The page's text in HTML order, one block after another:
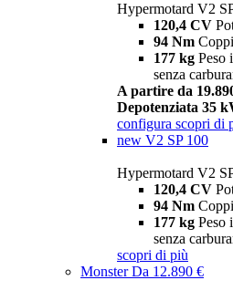
Hypermotard V2
120,4 CV
94 Nm
177 kg Peso
senza
A partire da
Depotenziata 35
configura scopri di
new V2 SP 100
Hypermotard V2
120,4 CV
94 Nm
177 kg Peso
senza
scopri di più
MonsterDa 12.890 €